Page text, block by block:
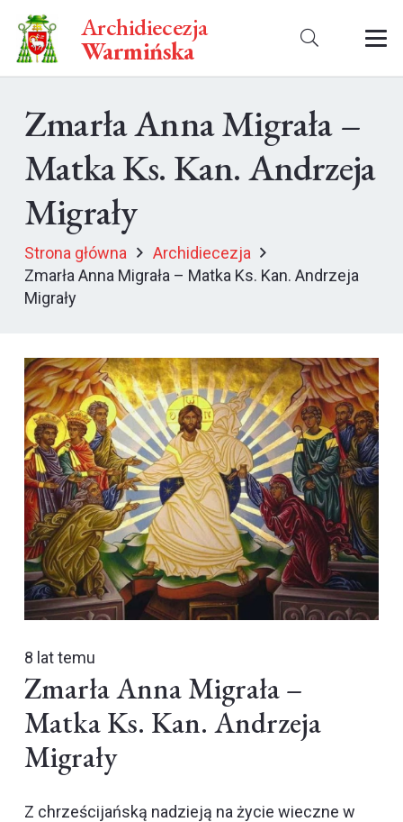
Archidiecezja
Warmińska
Zmarła Anna Migrała –
Matka Ks. Kan. Andrzeja
Migrały
Strona główna
Archidiecezja
Zmarła Anna Migrała – Matka Ks. Kan. Andrzeja
Migrały
8 lat temu
Zmarła Anna Migrała –
Matka Ks. Kan. Andrzeja
Migrały
Z chrześcijańską nadzieją na życie wieczne w